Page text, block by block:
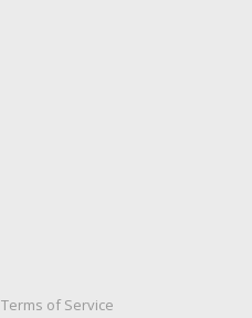
Terms of Service